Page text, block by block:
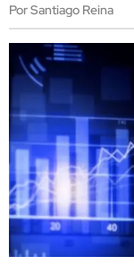
Por Santiago Reina